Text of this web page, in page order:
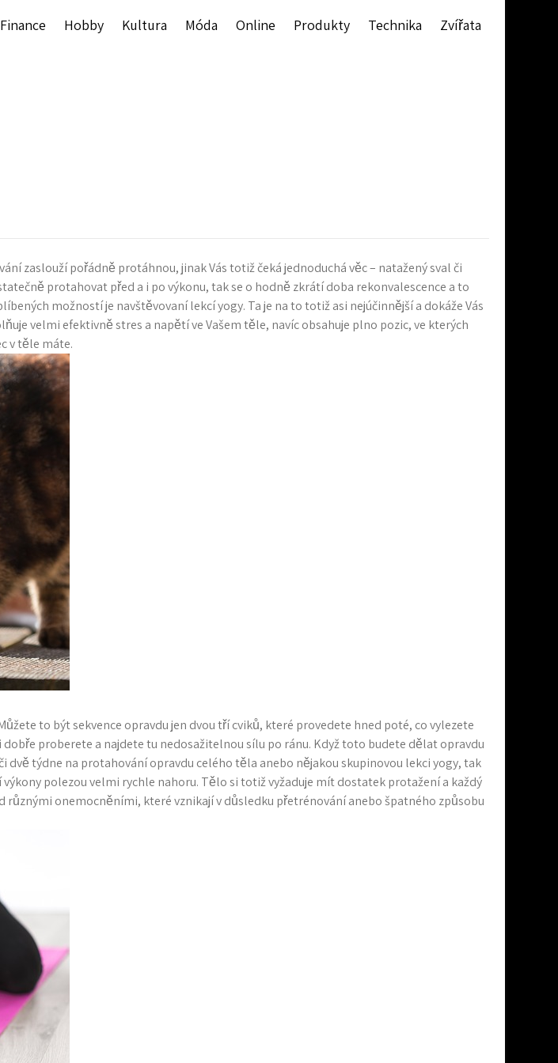
Finance Hobby Kultura Móda Online Produkty Technika Zvířata
zaslouží pořádně protáhnou, jinak Vás totiž čeká jednoduchá věc – natažený sval či
protahovat před a i po výkonu, tak se o hodně zkrátí doba rekonvalescence a to
možností je navštěvovaní lekcí yogy. Ta je na to totiž asi nejúčinnější a dokáže Vás
velmi efektivně stres a napětí ve Vašem těle, navíc obsahuje plno pozic, ve kterých
v těle máte.
to být sekvence opravdu jen dvou tří cviků, které provedete hned poté, co vylezete
proberete a najdete tu nedosažitelnou sílu po ránu. Když toto budete dělat opravdu
týdne na protahování opravdu celého těla anebo nějakou skupinovou lekci yogy, tak
polezou velmi rychle nahoru. Tělo si totiž vyžaduje mít dostatek protažení a každý
onemocněními, které vznikají v důsledku přetrénování anebo špatného způsobu